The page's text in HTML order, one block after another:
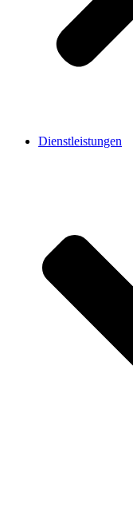
Dienstleistungen